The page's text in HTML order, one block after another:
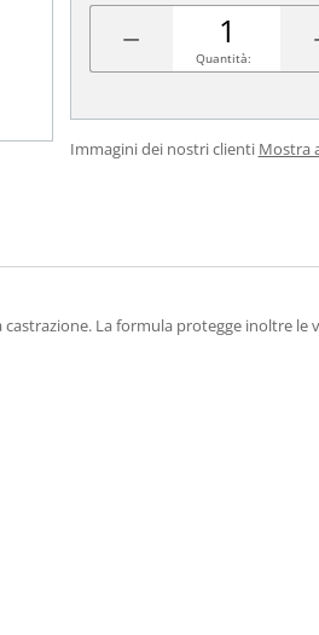
− Quantità:
Immagini dei nostri clienti Mostra
La formula protegge inoltre le